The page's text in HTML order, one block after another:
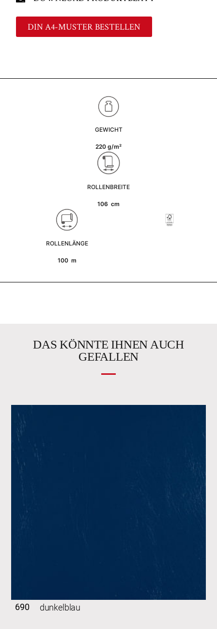
DIN A4-MUSTER BESTELLEN
GEWICHT
220 g/m²
ROLLENBREITE
106 cm
ROLLENLÄNGE
100 m
DAS KÖNNTE IHNEN AUCH
GEFALLEN
690 dunkelblau